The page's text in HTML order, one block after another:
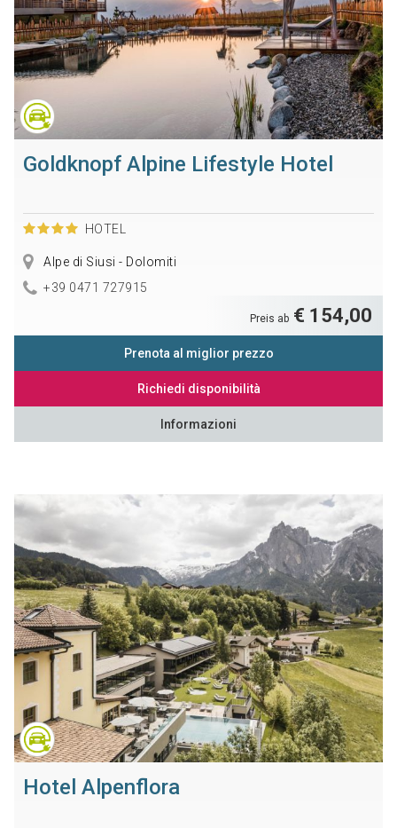
Goldknopf Alpine Lifestyle Hotel
HOTEL
Alpe di Siusi - Dolomiti
+39 0471 727915
Preis ab € 154,00
Prenota al miglior prezzo
Richiedi disponibilità
Informazioni
Hotel Alpenflora